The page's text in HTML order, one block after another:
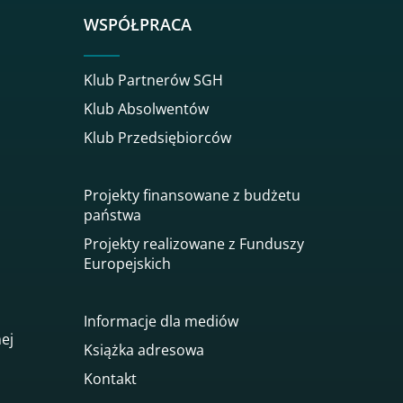
WSPÓŁPRACA
Klub Partnerów SGH
Klub Absolwentów
Klub Przedsiębiorców
Projekty finansowane z budżetu
państwa
Projekty realizowane z Funduszy
Europejskich
Informacje dla mediów
Książka adresowa
Kontakt